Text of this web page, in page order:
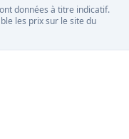
données à titre indicatif.
les prix sur le site du